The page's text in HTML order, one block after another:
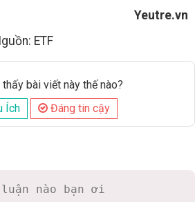
Yeutre.vn
ETF
bài viết này thế nào?
Ích
Đáng tin cậy